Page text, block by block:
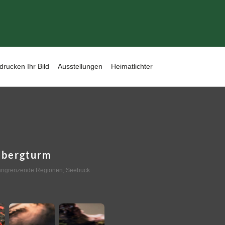
Ihr Bild Ausstellungen Heimatlichter
Regionen, Seebuck